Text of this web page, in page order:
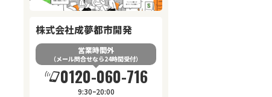
株式会社成夢都市開発
営業時間外
（メール問合せなら24時間受付）
0120-060-716
9:30ｰ20:00